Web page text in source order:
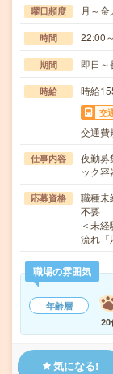
曜日頻度 月～
時間 22:00
期間 即日～
時給 時給
交
交通費
仕事内容
夜勤募
ック
応募資格
職種未
不要
＜未
流れ
職場の雰囲気
年齢層
20
気になる!